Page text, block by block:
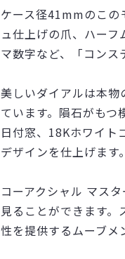
ケース径41mmのこの
ュ仕上げの爪、ハー
マ数字など、「コンス
美しいダイアルは本
ています。隕石がも
日付窓、18Kホワイト
デザインを仕上げます。
コーアクシャル マス
見ることができます
性を提供するムーブメ